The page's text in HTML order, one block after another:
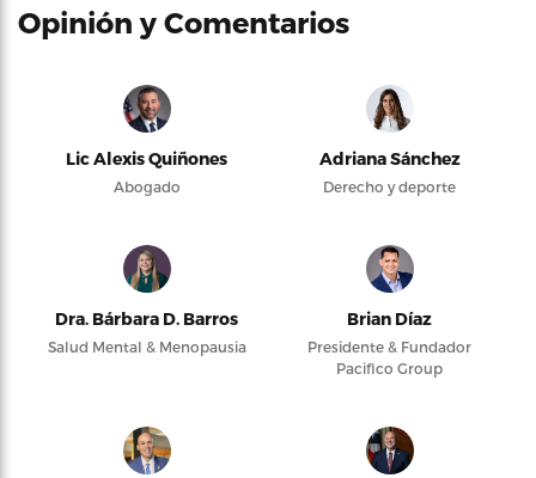
Opinión y Comentarios
Lic Alexis Quiñones
Abogado
Adriana Sánchez
Derecho y deporte
Dra. Bárbara D. Barros
Salud Mental & Menopausia
Brian Díaz
Presidente & Fundador
Pacifico Group